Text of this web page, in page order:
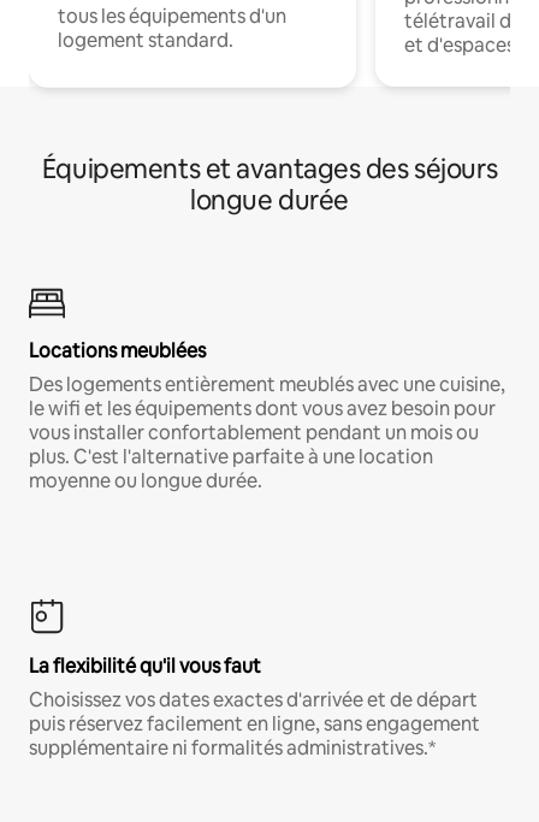
tous les équipements d'un
logement standard.
télétravail
et d'espaces
Équipements et avantages des séjours
longue durée
Locations meublées
Des logements entièrement meublés avec une cuisine,
le wifi et les équipements dont vous avez besoin pour
vous installer confortablement pendant un mois ou
plus. C'est l'alternative parfaite à une location
moyenne ou longue durée.
La flexibilité qu'il vous faut
Choisissez vos dates exactes d'arrivée et de départ
puis réservez facilement en ligne, sans engagement
supplémentaire ni formalités administratives.*